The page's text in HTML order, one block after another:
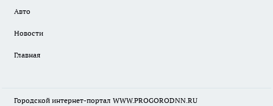
Авто
Новости
Главная
Городской интернет-портал WWW.PROGORODNN.RU